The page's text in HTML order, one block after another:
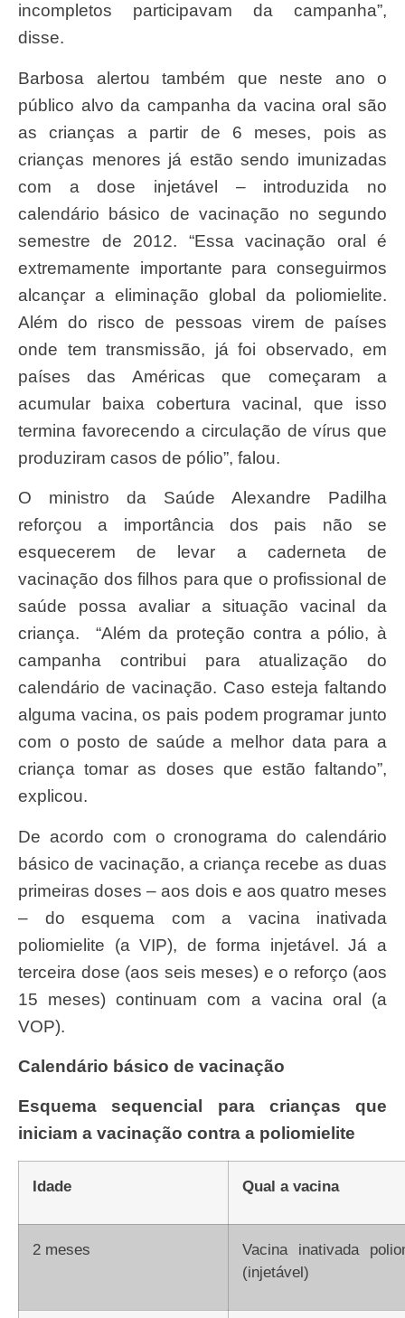
incompletos participavam da campanha”,
disse.
Barbosa alertou também que neste ano o
público alvo da campanha da vacina oral são
as crianças a partir de 6 meses, pois as
crianças menores já estão sendo imunizadas
com a dose injetável – introduzida no
calendário básico de vacinação no segundo
semestre de 2012. “Essa vacinação oral é
extremamente importante para conseguirmos
alcançar a eliminação global da poliomielite.
Além do risco de pessoas virem de países
onde tem transmissão, já foi observado, em
países das Américas que começaram a
acumular baixa cobertura vacinal, que isso
termina favorecendo a circulação de vírus que
produziram casos de pólio”, falou.
O ministro da Saúde Alexandre Padilha
reforçou a importância dos pais não se
esquecerem de levar a caderneta de
vacinação dos filhos para que o profissional de
saúde possa avaliar a situação vacinal da
criança. “Além da proteção contra a pólio, à
campanha contribui para atualização do
calendário de vacinação. Caso esteja faltando
alguma vacina, os pais podem programar junto
com o posto de saúde a melhor data para a
criança tomar as doses que estão faltando”,
explicou.
De acordo com o cronograma do calendário
básico de vacinação, a criança recebe as duas
primeiras doses – aos dois e aos quatro meses
– do esquema com a vacina inativada
poliomielite (a VIP), de forma injetável. Já a
terceira dose (aos seis meses) e o reforço (aos
15 meses) continuam com a vacina oral (a
VOP).
Calendário básico de vacinação
Esquema sequencial para crianças que
iniciam a vacinação contra a poliomielite
Idade Qual a vacina
2 meses
Vacina inativada poliomielite – VIP
(injetável)